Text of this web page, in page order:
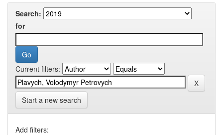
Search:
for
Current filters:
Start a new search
Add filters: